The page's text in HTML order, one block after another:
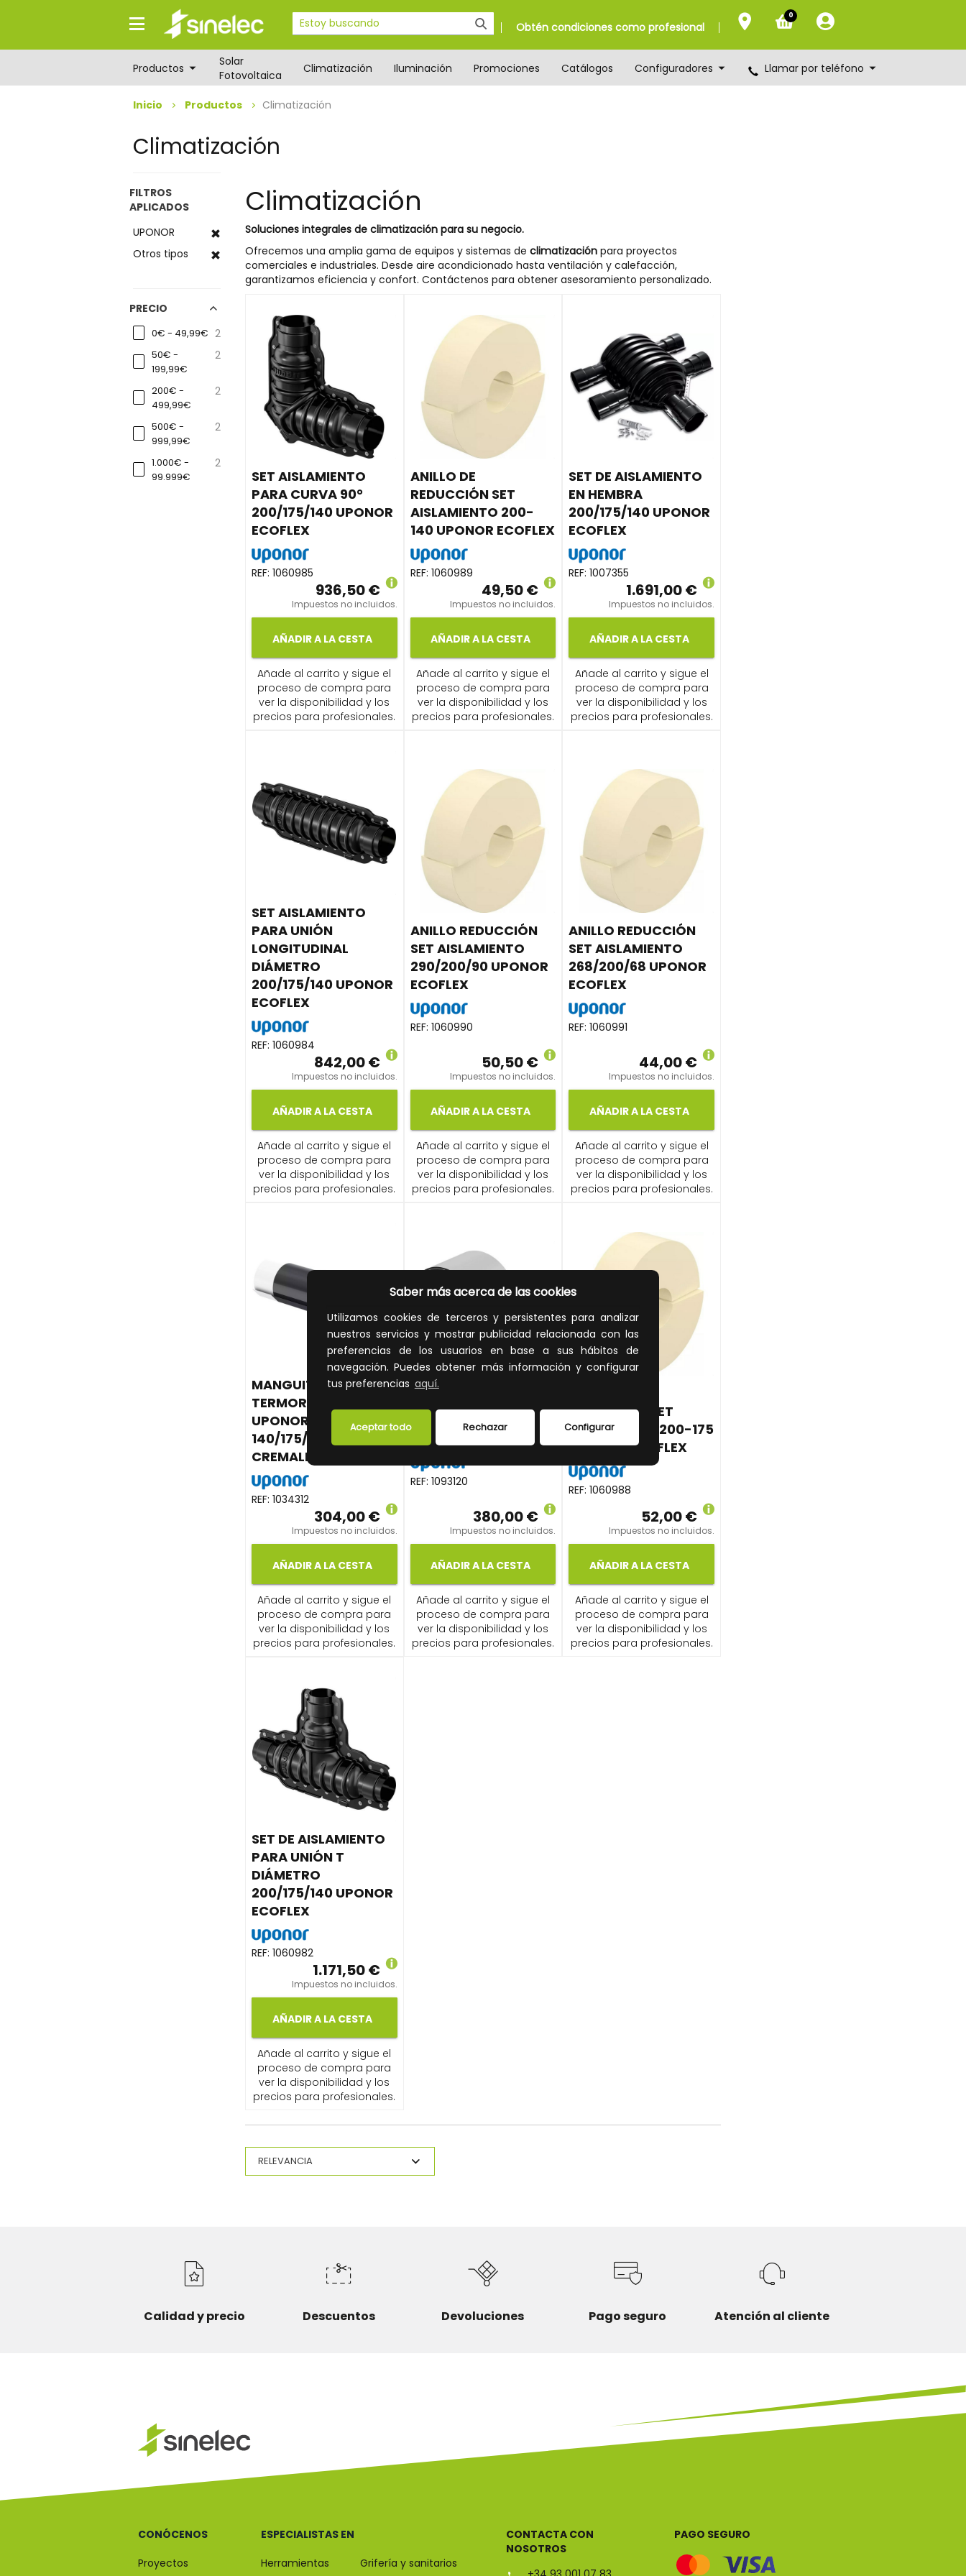
Saber más acerca de las cookies
Utilizamos cookies de terceros y persistentes para analizar
nuestros servicios y mostrar publicidad relacionada con las
preferencias de los usuarios en base a sus hábitos de
navegación. Puedes obtener más información y configurar
tus preferencias aquí.
Configurar
Rechazar
Aceptar todo
de
Obtén condiciones como profesional
0
Productos
Solar
Fotovoltaica
Climatización Iluminación Promociones Catálogos Configuradores Llamar por teléfono
Inicio Productos Climatización
Climatización
FILTROS
APLICADOS
UPONOR
Otros tipos
PRECIO
0€ - 49,99€ 2
50€ -
199,99€
2
200€ -
499,99€
2
500€ -
999,99€
2
1.000€ -
99.999€
2
Climatización
Soluciones integrales de climatización para su negocio.
Ofrecemos una amplia gama de equipos y sistemas de climatizaciónpara proyectos
comerciales e industriales. Desde aire acondicionado hasta ventilación y calefacción,
garantizamos eficiencia y confort. Contáctenos para obtener asesoramiento personalizado.
SET AISLAMIENTO
PARA CURVA 90°
200/175/140 UPONOR
ECOFLEX
REF: 1060985
936,50 €
Impuestos no incluidos.
AÑADIR A LA CESTA
Añade al carrito y sigue el
proceso de compra para
ver la disponibilidad y los
precios para profesionales.
ANILLO DE
REDUCCIÓN SET
AISLAMIENTO 200-
140 UPONOR ECOFLEX
REF: 1060989
49,50 €
Impuestos no incluidos.
AÑADIR A LA CESTA
Añade al carrito y sigue el
proceso de compra para
ver la disponibilidad y los
precios para profesionales.
SET DE AISLAMIENTO
EN HEMBRA
200/175/140 UPONOR
ECOFLEX
REF:1007355
1.691,00 €
Impuestos no incluidos.
AÑADIR A LA CESTA
Añade al carrito y sigue el
proceso de compra para
ver la disponibilidad y los
precios para profesionales.
SET AISLAMIENTO
PARA UNIÓN
LONGITUDINAL
DIÁMETRO
200/175/140 UPONOR
ECOFLEX
REF: 1060984
842,00 €
Impuestos no incluidos.
AÑADIR A LA CESTA
Añade al carrito y sigue el
proceso de compra para
ver la disponibilidad y los
precios para profesionales.
ANILLO REDUCCIÓN
SET AISLAMIENTO
290/200/90 UPONOR
ECOFLEX
REF: 1060990
50,50 €
Impuestos no incluidos.
AÑADIR A LA CESTA
Añade al carrito y sigue el
proceso de compra para
ver la disponibilidad y los
precios para profesionales.
ANILLO REDUCCIÓN
SET AISLAMIENTO
268/200/68 UPONOR
ECOFLEX
REF:1060991
44,00 €
Impuestos no incluidos.
AÑADIR A LA CESTA
Añade al carrito y sigue el
proceso de compra para
ver la disponibilidad y los
precios para profesionales.
MANGUITO
TERMORETRÁCTIL
UPONOR ECOFLEX
140/175/200 CON
CREMALLERA
REF: 1034312
304,00 €
Impuestos no incluidos.
AÑADIR A LA CESTA
Añade al carrito y sigue el
proceso de compra para
ver la disponibilidad y los
precios para profesionales.
TERMORRETRÁCTIL
UPONOR ECOFLEX
REF: 1093120
380,00 €
Impuestos no incluidos.
AÑADIR A LA CESTA
Añade al carrito y sigue el
proceso de compra para
ver la disponibilidad y los
precios para profesionales.
REDUCCIÓN SET
AISLAMIENTO 200-175
UPONOR ECOFLEX
REF:1060988
52,00 €
Impuestos no incluidos.
AÑADIR A LA CESTA
Añade al carrito y sigue el
proceso de compra para
ver la disponibilidad y los
precios para profesionales.
SET DE AISLAMIENTO
PARA UNIÓN T
DIÁMETRO
200/175/140 UPONOR
ECOFLEX
REF: 1060982
1.171,50 €
Impuestos no incluidos.
AÑADIR A LA CESTA
Añade al carrito y sigue el
proceso de compra para
ver la disponibilidad y los
precios para profesionales.
Calidad y precio Descuentos Devoluciones Pago seguro Atención al cliente
CONÓCENOS
Proyectos
ESPECIALISTAS EN
Herramientas
Grifería y sanitarios
CONTACTA CON
NOSOTROS
PAGO SEGURO